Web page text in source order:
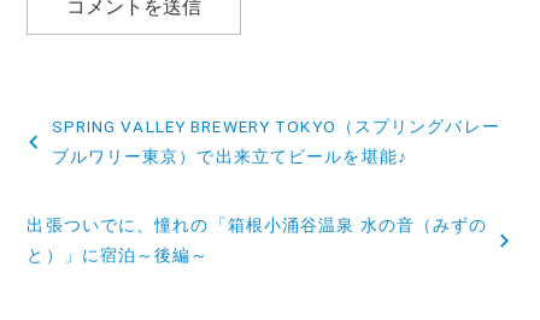
稿
ビ
SPRING VALLEY BREWERY TOKYO（スプリングバレー
ブルワリー東京）で出来立てビールを堪能♪
出張ついでに、憧れの「箱根小涌谷温泉 水の音（みずの
と）」に宿泊～後編～